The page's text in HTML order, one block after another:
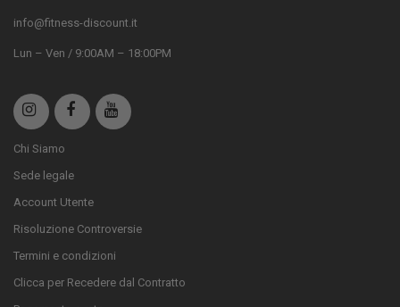
info@fitness-discount.it
Lun – Ven / 9:00AM – 18:00PM
Chi Siamo
Sede legale
Account Utente
Risoluzione Controversie
Termini e condizioni
Clicca per Recedere dal Contratto